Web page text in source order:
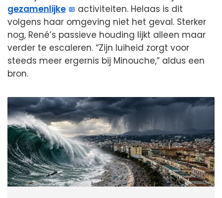
gezamenlijke
activiteiten. Helaas is dit
volgens haar omgeving niet het geval. Sterker
nog, René’s passieve houding lijkt alleen maar
verder te escaleren. “Zijn luiheid zorgt voor
steeds meer ergernis bij Minouche,” aldus een
bron.